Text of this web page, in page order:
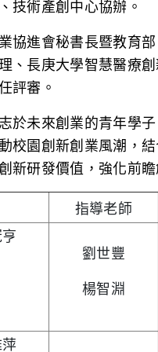
技術產創中心協辦。
協進會秘書長暨教育
、長庚大學智慧醫療
評審。
於未來創業的青年學
校園創新創業風潮，
新研發價值，強化前瞻
指導老師
劉世豐
楊智淵